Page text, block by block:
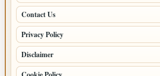
Contact Us
Privacy Policy
Disclaimer